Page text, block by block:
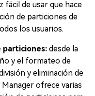
fácil de usar que hace
de particiones de
los usuarios.
particiones: desde la
y el formateo de
y eliminación de
ofrece varias